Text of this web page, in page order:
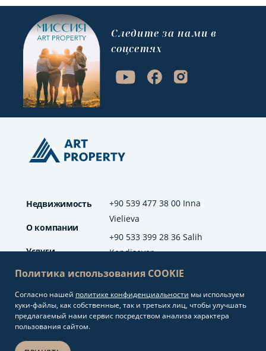
+90 539 477 38 00 Inna
Vielieva
+90 533 399 28 36 Salih
Kendisever
info@artproperty.net
Mahmutlar Mah.
Недвижимость
О компании
Услуги
Отзывы
Блог
Cледите за нами в
соцсетях
Политика использования COOKIE
Согласно нашей политике конфиденциальности мы используем
куки-файлы, как собственные, так и третьих лиц, чтобы улучшать
предлагаемый нами сервис посредством анализа характера
пользования сайтом.